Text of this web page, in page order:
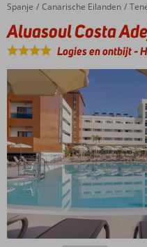
Home
Spanje Canarische Eilanden
Aluasoul Costa Adeje
Aluasoul Costa
Logies en ontbijt-